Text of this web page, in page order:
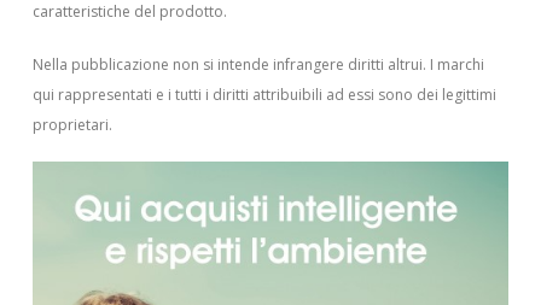
caratteristiche del prodotto.
Nella pubblicazione non si intende infrangere diritti altrui. I marchi
qui rappresentati e i tutti i diritti attribuibili ad essi sono dei legittimi
proprietari.